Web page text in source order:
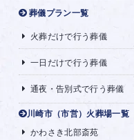
葬儀プラン一覧
火葬だけで行う葬儀
一日だけで行う葬儀
通夜・告別式で行う葬儀
川崎市（市営）火葬場一覧
かわさき北部斎苑